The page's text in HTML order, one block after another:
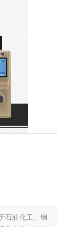
石油化工、钢